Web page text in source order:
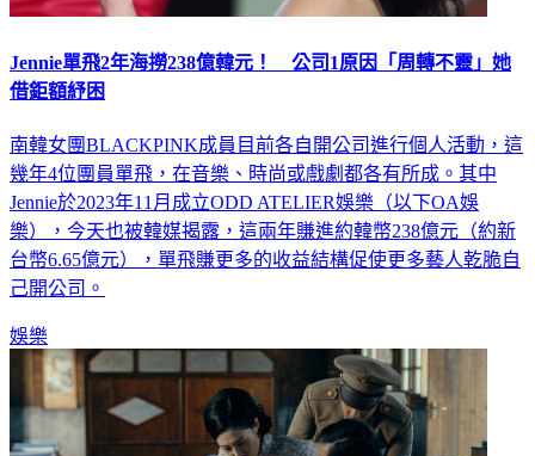
Jennie單飛2年海撈238億韓元！ 公司1原因「周轉不靈」她
借鉅額紓困
南韓女團BLACKPINK成員目前各自開公司進行個人活動，這
幾年4位團員單飛，在音樂、時尚或戲劇都各有所成。其中
Jennie於2023年11月成立ODD ATELIER娛樂（以下OA娛
樂），今天也被韓媒揭露，這兩年賺進約韓幣238億元（約新
台幣6.65億元），單飛賺更多的收益結構促使更多藝人乾脆自
己開公司。
娛樂